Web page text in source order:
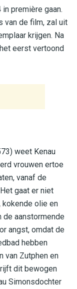
première gaan.
van de film, zal uit
krijgen. Na
eerst vertoond
weet Kenau
vrouwen ertoe
vanaf de
gaat er niet
kokende olie en
de aanstormende
angst, omdat de
hebben
van Zutphen en
dit bewogen
Simonsdochter